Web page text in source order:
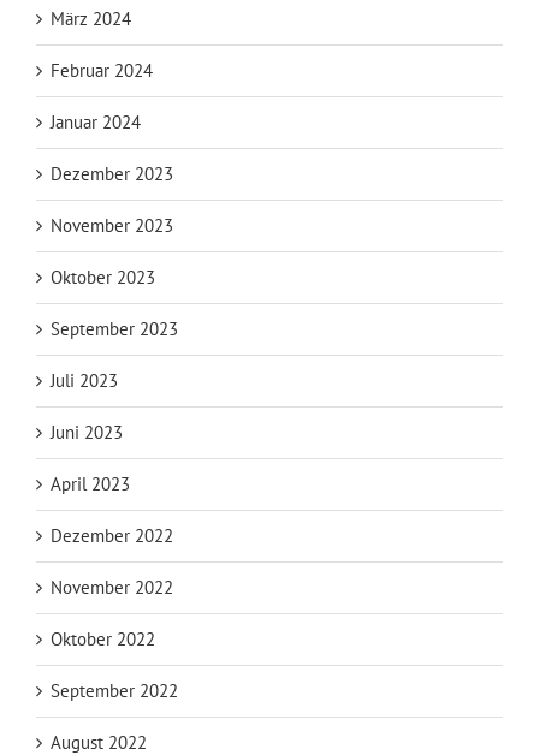
März 2024
Februar 2024
Januar 2024
Dezember 2023
November 2023
Oktober 2023
September 2023
Juli 2023
Juni 2023
April 2023
Dezember 2022
November 2022
Oktober 2022
September 2022
August 2022